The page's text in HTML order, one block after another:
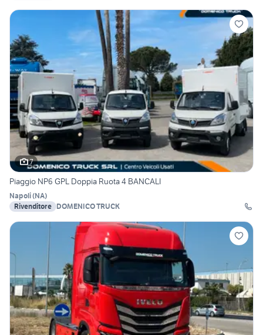
7
Piaggio NP6 GPL Doppia Ruota 4 BANCALI
Napoli(NA)
Rivenditore DOMENICO TRUCK